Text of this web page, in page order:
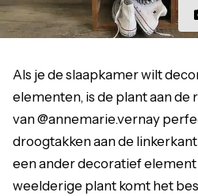
Als je de slaapkamer wilt
elementen, is de plant aan
van @annemarie.vernay
droogtakken aan de
een ander decoratief element
weelderige plant komt het